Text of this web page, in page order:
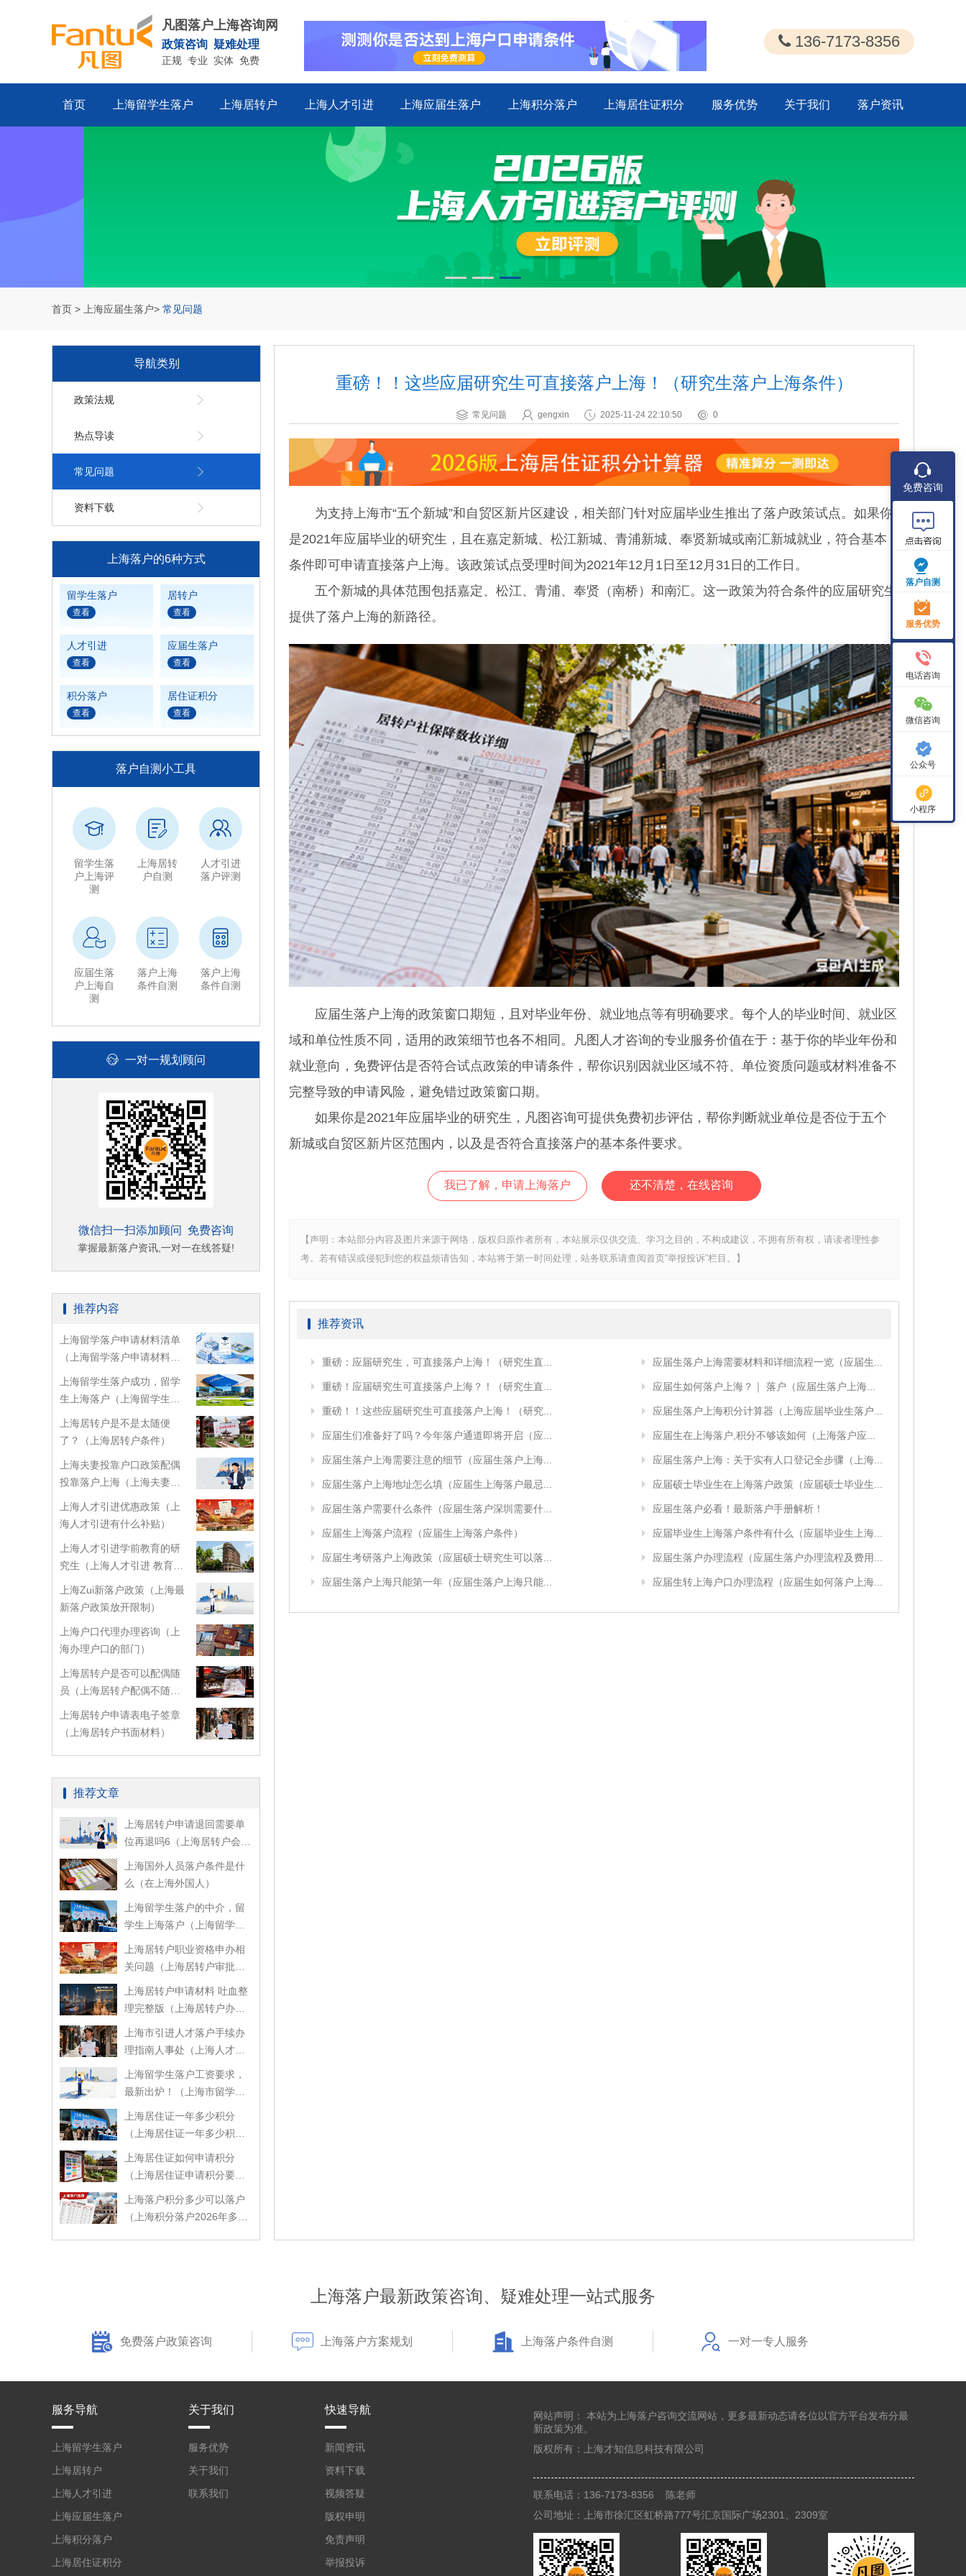
凡图落户上海咨询网
政策咨询 疑难处理
正规 专业 实体 免费
136-7173-8356
首页 上海留学生落户 上海居转户 上海人才引进 上海应届生落户 上海积分落户 上海居住证积分 服务优势 关于我们 落户资讯
首页 > 上海应届生落户> 常见问题
导航类别
政策法规
热点导读
常见问题
资料下载
上海落户的6种方式
留学生落户
查看
居转户
查看
人才引进
查看
应届生落户
查看
积分落户
查看
居住证积分
查看
落户自测小工具
留学生落
户上海评
测
上海居转
户自测
人才引进
落户评测
应届生落
户上海自
测
落户上海
条件自测
落户上海
条件自测
一对一规划顾问
微信扫一扫添加顾问 免费咨询
掌握最新落户资讯,一对一在线答疑!
推荐内容
上海留学落户申请材料清单
（上海留学落户申请材料清
单怎么填）
上海留学生落户成功，留学
生上海落户（上海留学生落
户政策2026年最新规定）
上海居转户是不是太随便
了？（上海居转户条件）
上海夫妻投靠户口政策配偶
投靠落户上海（上海夫妻投
靠落户条件2026年新规）
上海人才引进优惠政策（上
海人才引进有什么补贴）
上海人才引进学前教育的研
究生（上海人才引进 教育类
型）
上海Zui新落户政策（上海最
新落户政策放开限制）
上海户口代理办理咨询（上
海办理户口的部门）
上海居转户是否可以配偶随
员（上海居转户配偶不随迁
看配偶资料吗）
上海居转户申请表电子签章
（上海居转户书面材料）
推荐文章
上海居转户申请退回需要单
位再退吗6（上海居转户会取
消吗）
上海国外人员落户条件是什
么（在上海外国人）
上海留学生落户的中介，留
学生上海落户（上海留学生
落户政策）
上海居转户职业资格申办相
关问题（上海居转户审批流
程）
上海居转户申请材料 吐血整
理完整版（上海居转户办理
需要什么材料）
上海市引进人才落户手续办
理指南人事处（上海人才引
进落户特别程序）
上海留学生落户工资要求，
最新出炉！（上海市留学生
落户工资要求）
上海居住证一年多少积分
（上海居住证一年多少积分
可以落户）
上海居住证如何申请积分
（上海居住证申请积分要多
久）
上海落户积分多少可以落户
（上海积分落户2026年多少
重磅！！这些应届研究生可直接落户上海！（研究生落户上海条件）
常见问题 gengxin 2025-11-24 22:10:50 0
为支持上海市“五个新城”和自贸区新片区建设，相关部门针对应届毕业生推出了落户政策试点。如果你
是2021年应届毕业的研究生，且在嘉定新城、松江新城、青浦新城、奉贤新城或南汇新城就业，符合基本
条件即可申请直接落户上海。该政策试点受理时间为2021年12月1日至12月31日的工作日。
五个新城的具体范围包括嘉定、松江、青浦、奉贤（南桥）和南汇。这一政策为符合条件的应届研究生
提供了落户上海的新路径。
应届生落户上海的政策窗口期短，且对毕业年份、就业地点等有明确要求。每个人的毕业时间、就业区
域和单位性质不同，适用的政策细节也各不相同。凡图人才咨询的专业服务价值在于：基于你的毕业年份和
就业意向，免费评估是否符合试点政策的申请条件，帮你识别因就业区域不符、单位资质问题或材料准备不
完整导致的申请风险，避免错过政策窗口期。
如果你是2021年应届毕业的研究生，凡图咨询可提供免费初步评估，帮你判断就业单位是否位于五个
新城或自贸区新片区范围内，以及是否符合直接落户的基本条件要求。
我已了解，申请上海落户 还不清楚，在线咨询
【声明：本站部分内容及图片来源于网络，版权归原作者所有，本站展示仅供交流、学习之目的，不构成建议，不拥有所有权，请读者理性参
考。若有错误或侵犯到您的权益烦请告知，本站将于第一时间处理，站务联系请查阅首页“举报投诉”栏目。】
推荐资讯
重磅：应届研究生，可直接落户上海！（研究生直...
重磅！应届研究生可直接落户上海？！（研究生直...
重磅！！这些应届研究生可直接落户上海！（研究...
应届生们准备好了吗？今年落户通道即将开启（应...
应届生落户上海需要注意的细节（应届生落户上海...
应届生落户上海地址怎么填（应届生上海落户最忌...
应届生落户需要什么条件（应届生落户深圳需要什...
应届生上海落户流程（应届生上海落户条件）
应届生考研落户上海政策（应届硕士研究生可以落...
应届生落户上海只能第一年（应届生落户上海只能...
应届生落户上海需要材料和详细流程一览（应届生...
应届生如何落户上海？｜ 落户（应届生落户上海...
应届生落户上海积分计算器（上海应届毕业生落户...
应届生在上海落户,积分不够该如何（上海落户应...
应届生落户上海：关于实有人口登记全步骤（上海...
应届硕士毕业生在上海落户政策（应届硕士毕业生...
应届毕业生上海落户条件有什么（应届毕业生上海...
应届生落户办理流程（应届生落户办理流程及费用...
应届生转上海户口办理流程（应届生如何落户上海...
上海落户最新政策咨询、疑难处理一站式服务
免费落户政策咨询 上海落户方案规划 上海落户条件自测 一对一专人服务
服务导航
上海留学生落户
上海居转户
上海人才引进
上海应届生落户
上海积分落户
上海居住证积分
关于我们
服务优势
关于我们
联系我们
快速导航
新闻资讯
资料下载
视频答疑
版权申明
免责声明
举报投诉
网站声明：
本站为上海落户咨询交流网站，更多最新动态请各位以官方平台发布分最
新政策为准。
版权所有：
上海才知信息科技有限公司
联系电话：136-7173-8356 陈老师
公司地址：上海市徐汇区虹桥路777号汇京国际广场2301、2309室
免费咨询
落户自测
服务优势
电话咨询
微信咨询
公众号
小程序